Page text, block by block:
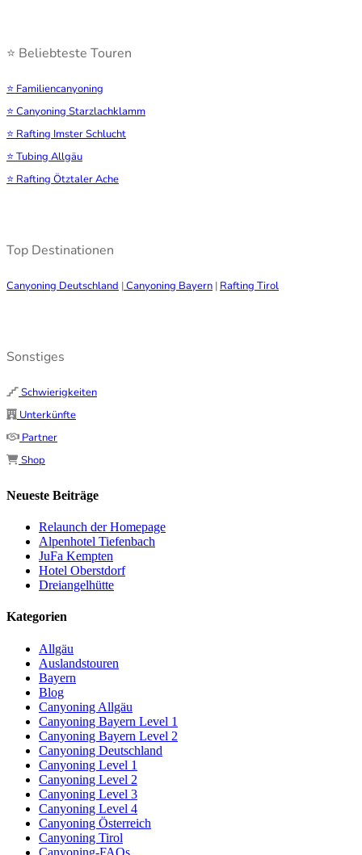
⭐ Beliebteste Touren
⭐ Familiencanyoning
⭐ Canyoning Starzlachklamm
⭐ Rafting Imster Schlucht
⭐ Tubing Allgäu
⭐ Rafting Ötztaler Ache
Top Destinationen
Canyoning Deutschland |Canyoning Bayern | Rafting Tirol
Sonstiges
Schwierigkeiten
Unterkünfte
Partner
Shop
Neueste Beiträge
Relaunch der Homepage
Alpenhotel Tiefenbach
JuFa Kempten
Hotel Oberstdorf
Dreiangelhütte
Kategorien
Allgäu
Auslandstouren
Bayern
Blog
Canyoning Allgäu
Canyoning Bayern Level 1
Canyoning Bayern Level 2
Canyoning Deutschland
Canyoning Level 1
Canyoning Level 2
Canyoning Level 3
Canyoning Level 4
Canyoning Österreich
Canyoning Tirol
Canyoning-FAQs